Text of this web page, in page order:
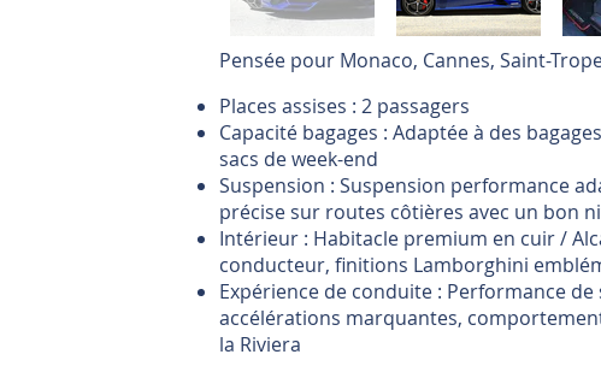
Pensée pour Monaco, Cannes, Saint-
Places assises : 2 passagers
Capacité bagages : Adaptée à des
sacs de week-end
Suspension : Suspension performance
précise sur routes côtières avec un bon
Intérieur : Habitacle premium en cuir /
conducteur, finitions Lamborghini
Expérience de conduite : Performance
accélérations marquantes,
la Riviera